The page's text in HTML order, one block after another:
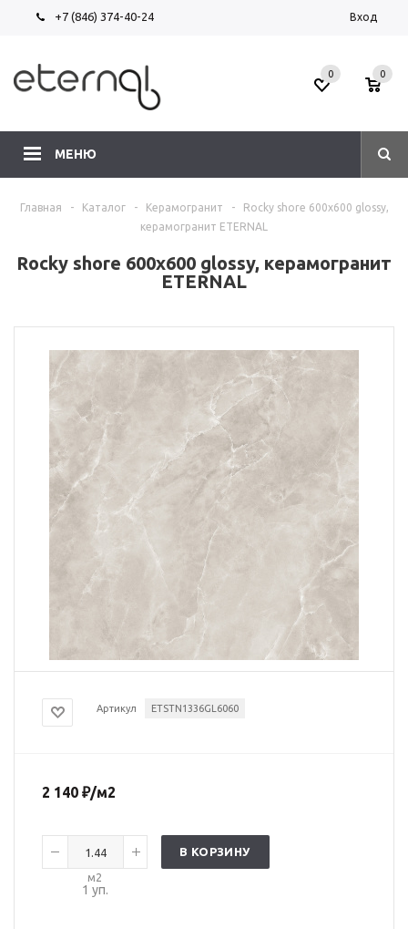
+7 (846) 374-40-24 Вход
МЕНЮ
0 0
Главная - Каталог - Керамогранит -
Rocky shore 600х600 glossy,
керамогранит ETERNAL
Rocky shore 600х600 glossy, керамогранит
ETERNAL
Артикул ETSTN1336GL6060
2 140 ₽/м2
м2
1 уп.
В КОРЗИНУ